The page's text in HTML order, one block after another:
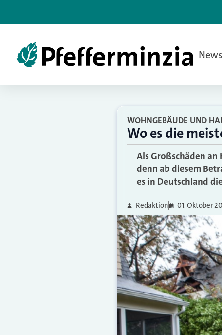
News
WOHNGEBÄUDE UND
Wo es die
Als Großschäden
denn ab diesem
es in Deutschland
Redaktion 01. Oktober